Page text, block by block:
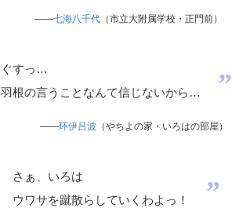
——七海八千代 （市立大附属学校・正門前）
ぐすっ…
羽根の言うことなんて信じないから…
”
——环伊吕波 （やちよの家・いろはの部屋）
さぁ、いろは
ウワサを蹴散らしていくわよっ！
”